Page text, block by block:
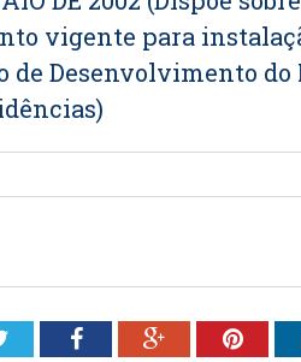
vigente para
Desenvolvimento
TwitterFacebookGoogle+